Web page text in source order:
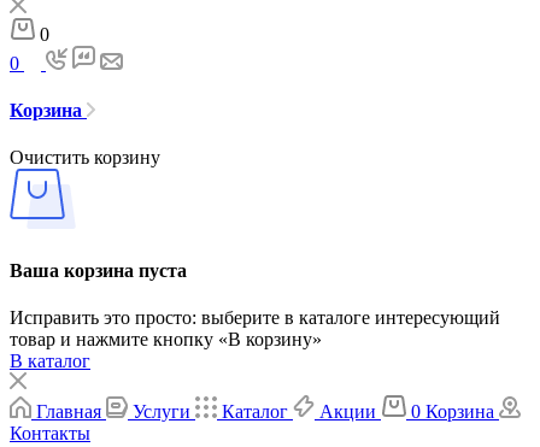
0
0
Корзина
Очистить корзину
Ваша корзина пуста
Исправить это просто: выберите в каталоге интересующий
товар и нажмите кнопку «В корзину»
В каталог
Главная Услуги Каталог Акции 0 Корзина
Контакты